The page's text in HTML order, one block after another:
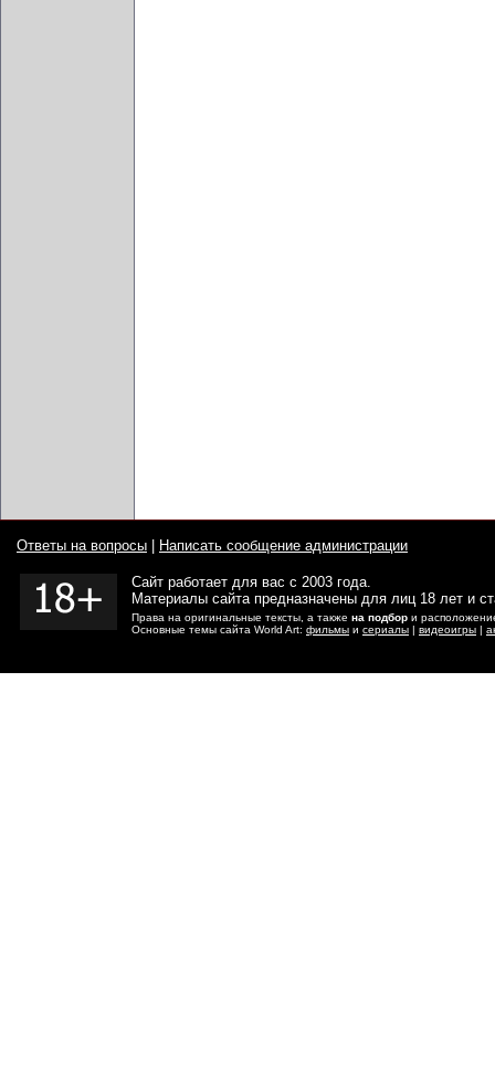
Ответы на вопросы Написать сообщение администрации
Сайт работает для вас с 2003 года.
Материалы сайта предназначены для лиц 18 лет и
Права на оригинальные тексты, а также на подбор и
Основные темы сайта World Art: фильмы и сериалы | видеоигры |